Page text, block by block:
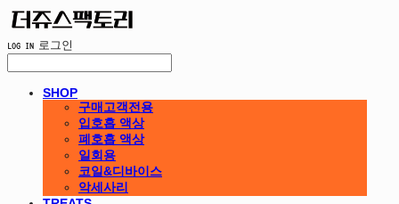
LOG IN 로그인
SHOP
구매고객전용
입호흡 액상
폐호흡 액상
일회용
코일&디바이스
악세사리